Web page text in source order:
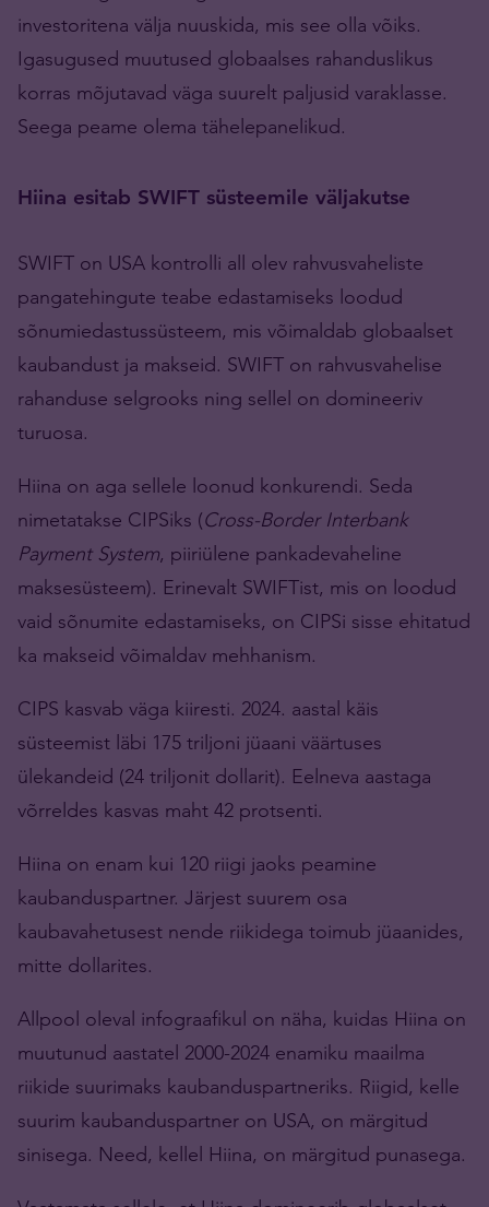
investoritena välja nuuskida, mis see olla võiks.
Igasugused muutused globaalses rahanduslikus
korras mõjutavad väga suurelt paljusid varaklasse.
Seega peame olema tähelepanelikud.
Hiina esitab SWIFT süsteemile väljakutse
SWIFT on USA kontrolli all olev rahvusvaheliste
pangatehingute teabe edastamiseks loodud
sõnumiedastussüsteem, mis võimaldab globaalset
kaubandust ja makseid. SWIFT on rahvusvahelise
rahanduse selgrooks ning sellel on domineeriv
turuosa.
Hiina on aga sellele loonud konkurendi. Seda
nimetatakse CIPSiks (Cross-Border Interbank
Payment System, piiriülene pankadevaheline
maksesüsteem). Erinevalt SWIFTist, mis on loodud
vaid sõnumite edastamiseks, on CIPSi sisse ehitatud
ka makseid võimaldav mehhanism.
CIPS kasvab väga kiiresti. 2024. aastal käis
süsteemist läbi 175 triljoni jüaani väärtuses
ülekandeid (24 triljonit dollarit). Eelneva aastaga
võrreldes kasvas maht 42 protsenti.
Hiina on enam kui 120 riigi jaoks peamine
kaubanduspartner. Järjest suurem osa
kaubavahetusest nende riikidega toimub jüaanides,
mitte dollarites.
Allpool oleval infograafikul on näha, kuidas Hiina on
muutunud aastatel 2000-2024 enamiku maailma
riikide suurimaks kaubanduspartneriks. Riigid, kelle
suurim kaubanduspartner on USA, on märgitud
sinisega. Need, kellel Hiina, on märgitud punasega.